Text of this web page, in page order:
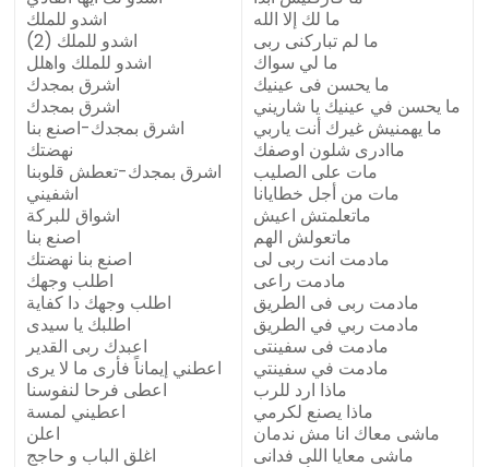
اشدو للملك
اشدو للملك (2)
اشدو للملك واهلل
اشرق بمجدك
اشرق بمجدك
اشرق بمجدك-اصنع بنا
نهضتك
اشرق بمجدك-تعطش قلوبنا
اشفيني
اشواق للبركة
اصنع بنا
اصنع بنا نهضتك
اطلب وجهك
اطلب وجهك دا كفاية
اطلبك يا سيدى
اعبدك ربى القدير
اعطني إيماناً فأرى ما لا يرى
اعطى فرحا لنفوسنا
اعطيني لمسة
اعلن
اغلق الباب و حاجج
ما لك إلا الله
ما لم تباركنى ربى
ما لي سواك
ما يحسن فى عينيك
ما يحسن في عينيك يا شاريني
ما يهمنيش غيرك أنت ياربي
ماادرى شلون اوصفك
مات على الصليب
مات من أجل خطايانا
ماتعلمتش اعيش
ماتعولش الهم
مادمت انت ربى لى
مادمت راعى
مادمت ربى فى الطريق
مادمت ربي في الطريق
مادمت فى سفينتى
مادمت في سفينتي
ماذا ارد للرب
ماذا يصنع لكرمي
ماشى معاك انا مش ندمان
ماشى معايا اللى فدانى